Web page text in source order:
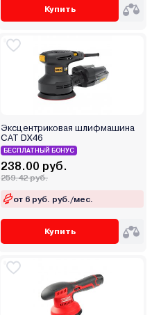
Купить
Эксцентриковая шлифмашина
CAT DX46
БЕСПЛАТНЫЙ БОНУС
238.00 руб.
259.42 руб.
от 6 руб. руб./мес.
Купить